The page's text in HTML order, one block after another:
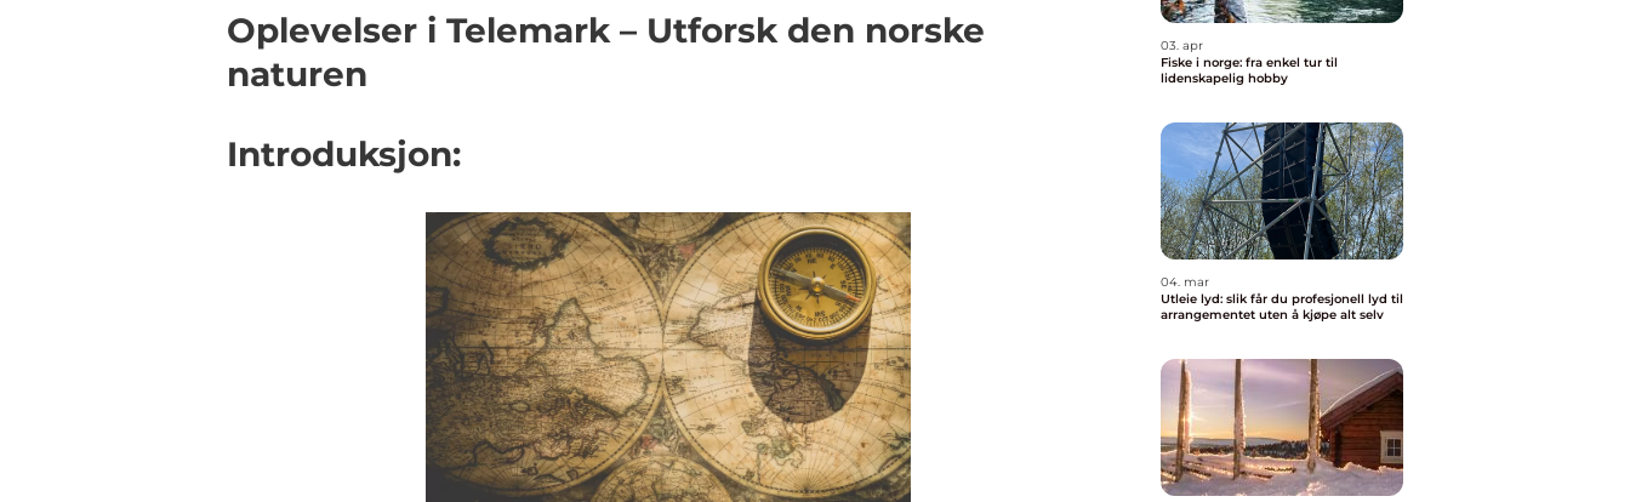
Oplevelser i Telemark – Utforsk den norske
naturen
Introduksjon:
03. apr
Fiske i norge: fra enkel tur til
lidenskapelig hobby
04. mar
Utleie lyd: slik får du profesjonell lyd til
arrangementet uten å kjøpe alt selv